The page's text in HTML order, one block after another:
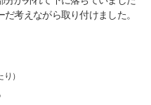
考えながら取り付けました。
）